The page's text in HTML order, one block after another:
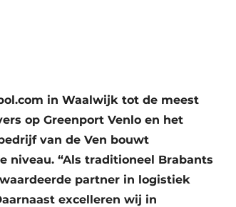
in Waalwijk tot de meest
op Greenport Venlo en het
van de Ven bouwt
niveau. “Als traditioneel Brabants
partner in logistiek
excelleren wij in